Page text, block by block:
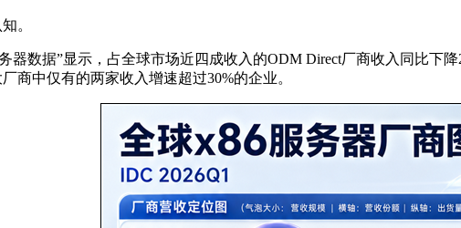
。
器数据”显示，占全球市场近四成收入的ODM Direct厂商收入同比下
商中仅有的两家收入增速超过30%的企业。